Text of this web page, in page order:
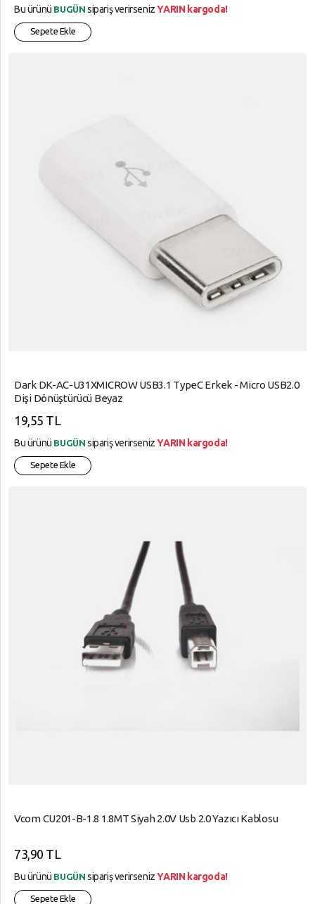
Bu ürünü BUGÜN sipariş verirsenizYARIN kargoda!
Sepete Ekle
Dark DK-AC-U31XMICROW USB3.1 TypeC Erkek - Micro USB2.0
Dişi Dönüştürücü Beyaz
19,55 TL
Bu ürünü BUGÜN sipariş verirsenizYARIN kargoda!
Sepete Ekle
Vcom CU201-B-1.8 1.8MT Siyah 2.0V Usb 2.0 Yazıcı Kablosu
73,90 TL
Bu ürünü BUGÜN sipariş verirsenizYARIN kargoda!
Sepete Ekle